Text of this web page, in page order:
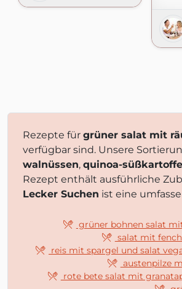
Rezepte für grüner salat mit
verfügbar sind. Unsere
walnüssen, quinoa-
Rezept enthält ausführliche
Lecker Suchen ist eine
grüner bohnen salat
salat mit
reis mit spargel und salat
austenpilze
rote bete salat mit